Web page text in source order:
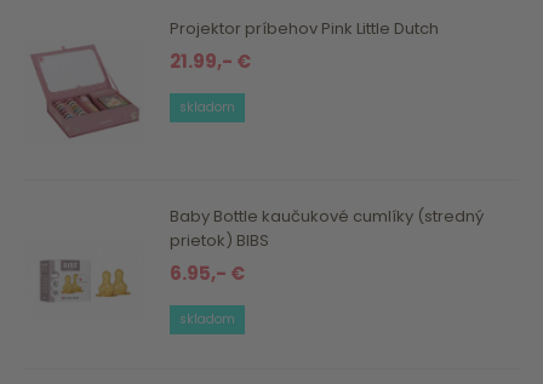
Projektor príbehov Pink Little Dutch
21.99,- €
skladom
Baby Bottle kaučukové cumlíky (stredný
prietok) BIBS
6.95,- €
skladom